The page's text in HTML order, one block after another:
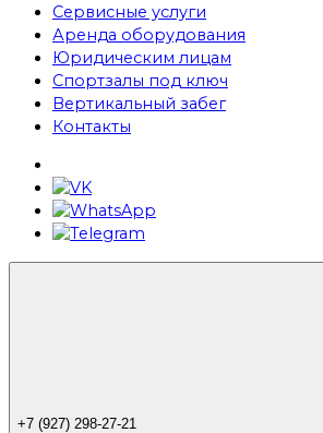
Сервисные услуги
Аренда оборудования
Юридическим лицам
Спортзалы под ключ
Вертикальный забег
Контакты
+7 (927) 298-27-21